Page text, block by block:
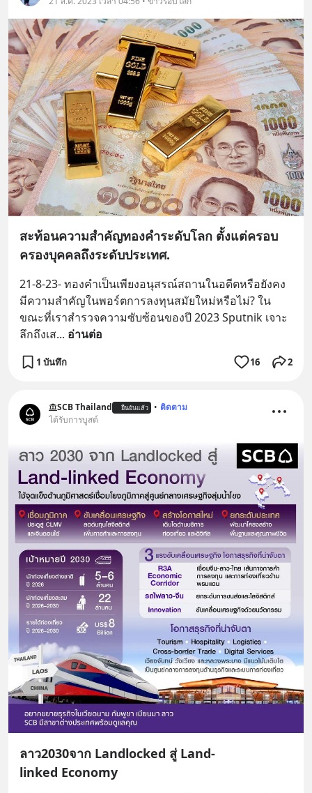
สะท้อนความสำคัญทองคำระดับโลก ตั้งแต่ครอบ
ครองบุคคลถึงระดับประเทศ.
21-8-23- ทองคำเป็นเพียงอนุสรณ์สถานในอดีตหรือยังคง
มีความสำคัญในพอร์ตการลงทุนสมัยใหม่หรือไม่? ใน
ขณะที่เราสำรวจความซับซ้อนของปี 2023 Sputnik เจาะ
ลึกถึงเส... อ่านต่อ
1 บันทึก 16 2
SCB Thailand ยืนยันแล้ว • ติดตาม
ได้รับการบูสต์
ลาว2030จาก Landlocked สู่ Land-
linked Economy